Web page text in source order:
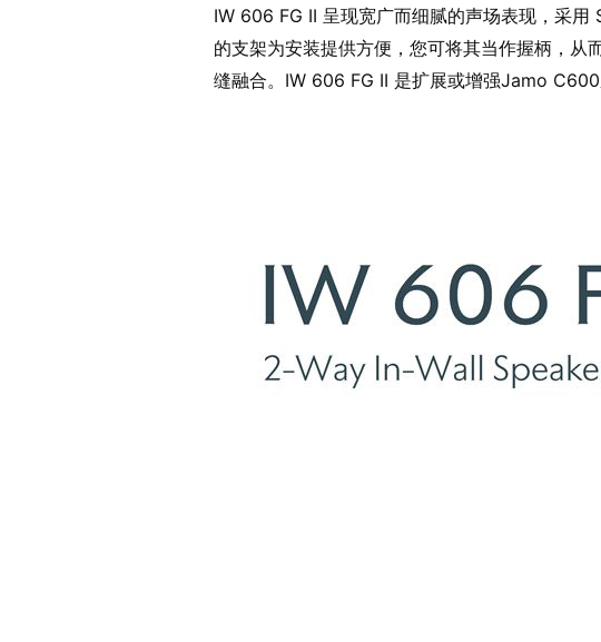
IW 606 FG II 呈现宽广而细腻的声场表现，采
的支架为安装提供方便，您可将其当作握柄，
缝融合。IW 606 FG II 是扩展或增强Jamo